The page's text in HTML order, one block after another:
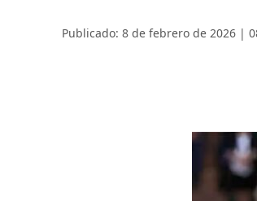
Publicado: 8 de febrero de 2026 |